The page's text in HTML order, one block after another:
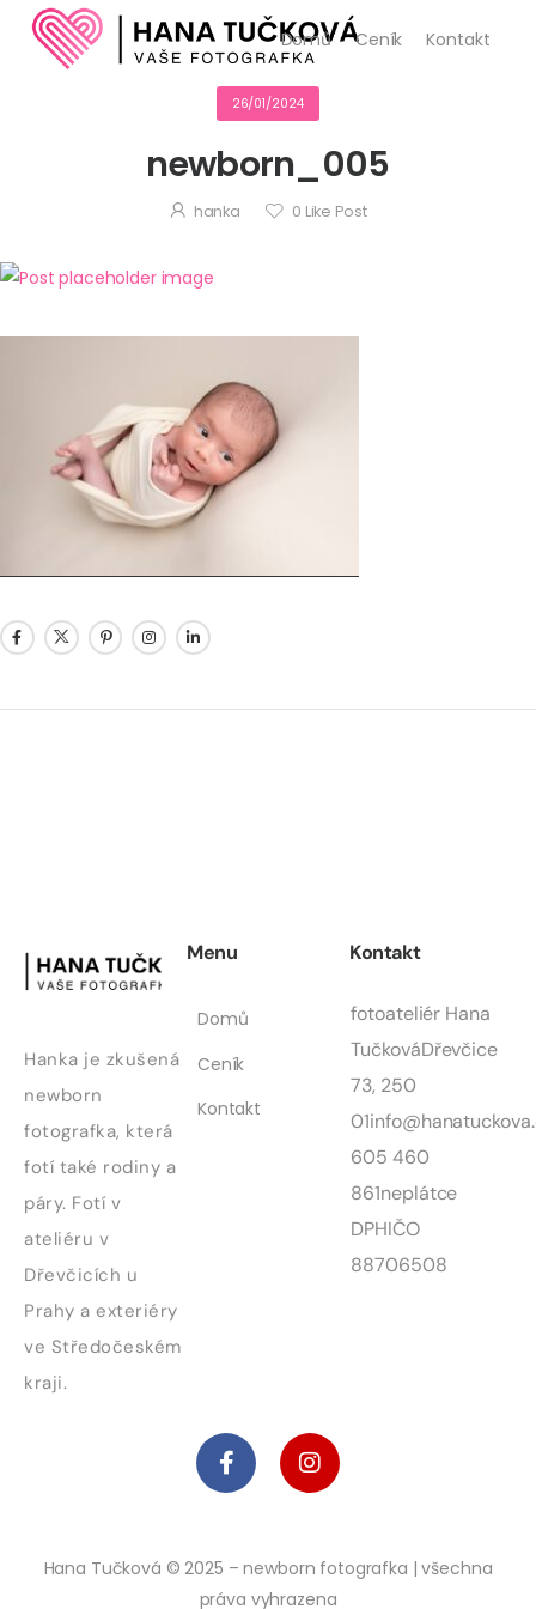
Domů Ceník Kontakt
26/01/2024
newborn_005
hanka 0 Like Post
Hanka je zkušená
newborn
fotografka, která
fotí také rodiny a
páry. Fotí v
ateliéru v
Dřevčicích u
Prahy a exteriéry
ve Středočeském
kraji.
Menu
Domů
Ceník
Kontakt
Kontakt
fotoateliér Hana
TučkováDřevčice
73, 250
01
605 460
861neplátce
DPHIČO
88706508
Hana Tučková © 2025 – newborn fotografka | všechna
práva vyhrazena